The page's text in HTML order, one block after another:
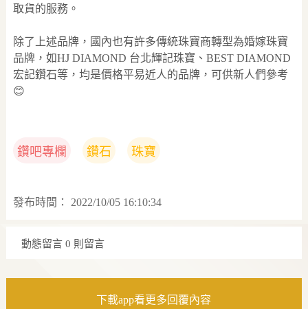
取貨的服務。
除了上述品牌，國內也有許多傳統珠寶商轉型為婚嫁珠寶
品牌，如HJ DIAMOND 台北輝記珠寶、BEST DIAMOND
宏記鑽石等，均是價格平易近人的品牌，可供新人們參考
😊
鑽吧專欄 鑽石 珠寶
發布時間： 2022/10/05 16:10:34
動態留言 0 則留言
下載app看更多回覆內容